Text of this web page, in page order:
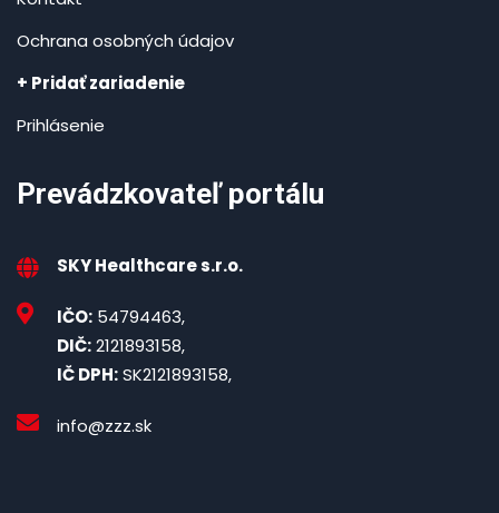
Ochrana osobných údajov
+ Pridať zariadenie
Prihlásenie
Prevádzkovateľ portálu
SKY Healthcare s.r.o.
IČO: 54794463,
DIČ:2121893158,
IČ DPH:SK2121893158,
info@zzz.sk